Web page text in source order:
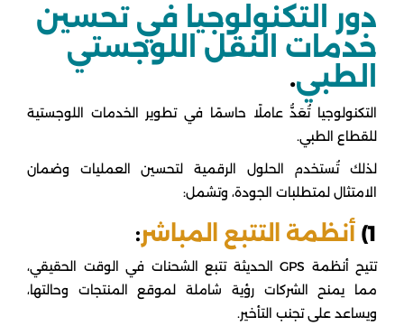
دور التكنولوجيا في تحسين
خدمات النقل اللوجستي
الطبي.
التكنولوجيا تُعَدُّ عاملًا حاسمًا في تطوير الخدمات اللوجستية
للقطاع الطبي.
لذلك تُستخدم الحلول الرقمية لتحسين العمليات وضمان
الامتثال لمتطلبات الجودة، وتشمل:
1) أنظمة التتبع المباشر:
تتيح أنظمة GPS الحديثة تتبع الشحنات في الوقت الحقيقي،
مما يمنح الشركات رؤية شاملة لموقع المنتجات وحالتها،
ويساعد على تجنب التأخير.